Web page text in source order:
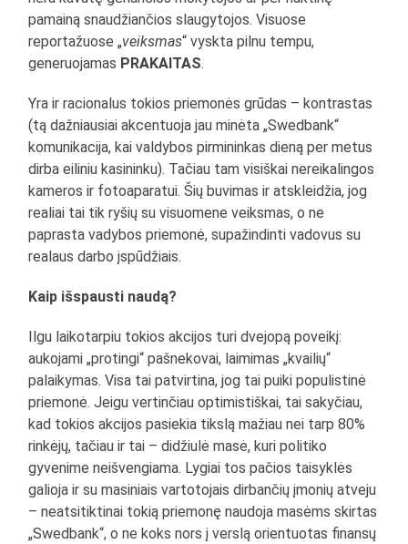
pamainą snaudžiančios slaugytojos. Visuose
reportažuose „veiksmas“ vyskta pilnu tempu,
generuojamas PRAKAITAS.
Yra ir racionalus tokios priemonės grūdas – kontrastas
(tą dažniausiai akcentuoja jau minėta „Swedbank“
komunikacija, kai valdybos pirmininkas dieną per metus
dirba eiliniu kasininku). Tačiau tam visiškai nereikalingos
kameros ir fotoaparatui. Šių buvimas ir atskleidžia, jog
realiai tai tik ryšių su visuomene veiksmas, o ne
paprasta vadybos priemonė, supažindinti vadovus su
realaus darbo įspūdžiais.
Kaip išspausti naudą?
Ilgu laikotarpiu tokios akcijos turi dvejopą poveikį:
aukojami „protingi“ pašnekovai, laimimas „kvailių“
palaikymas. Visa tai patvirtina, jog tai puiki populistinė
priemonė. Jeigu vertinčiau optimistiškai, tai sakyčiau,
kad tokios akcijos pasiekia tikslą mažiau nei tarp 80%
rinkėjų, tačiau ir tai – didžiulė masė, kuri politiko
gyvenime neišvengiama. Lygiai tos pačios taisyklės
galioja ir su masiniais vartotojais dirbančių įmonių atveju
– neatsitiktinai tokią priemonę naudoja masėms skirtas
„Swedbank“, o ne koks nors į verslą orientuotas finansų